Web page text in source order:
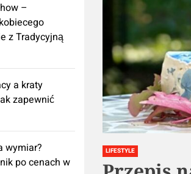
LIFESTYLE
–
z Tradycyjną
a kraty
zapewnić
wymiar?
po cenach w